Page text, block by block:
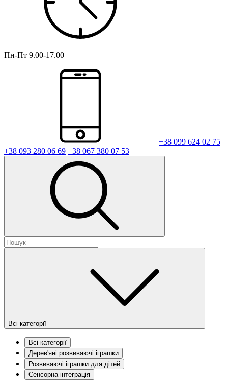
Пн-Пт 9.00-17.00
+38 099 624 02 75
+38 093 280 06 69 +38 067 380 07 53
Всі категорії
Всі категорії
Дерев'яні розвиваючі іграшки
Розвиваючі іграшки для дітей
Сенсорна інтеграція